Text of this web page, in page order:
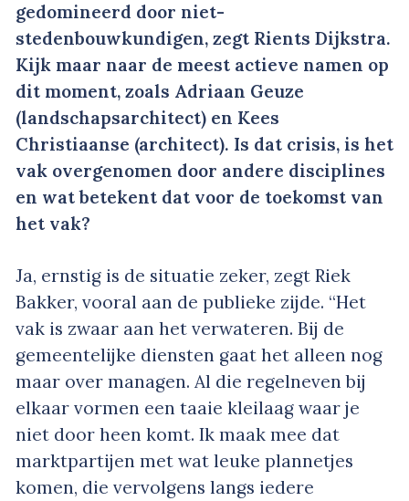
gedomineerd door niet-
stedenbouwkundigen, zegt Rients Dijkstra.
Kijk maar naar de meest actieve namen op
dit moment, zoals Adriaan Geuze
(landschapsarchitect) en Kees
Christiaanse (architect). Is dat crisis, is het
vak overgenomen door andere disciplines
en wat betekent dat voor de toekomst van
het vak?
Ja, ernstig is de situatie zeker, zegt Riek
Bakker, vooral aan de publieke zijde. “Het
vak is zwaar aan het verwateren. Bij de
gemeentelijke diensten gaat het alleen nog
maar over managen. Al die regelneven bij
elkaar vormen een taaie kleilaag waar je
niet door heen komt. Ik maak mee dat
marktpartijen met wat leuke plannetjes
komen, die vervolgens langs iedere